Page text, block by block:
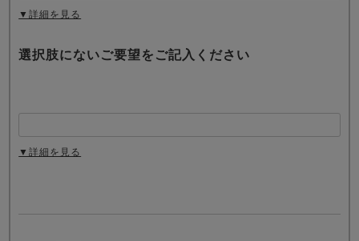
▼詳細を見る
選択肢にないご要望をご記入ください
▼詳細を見る